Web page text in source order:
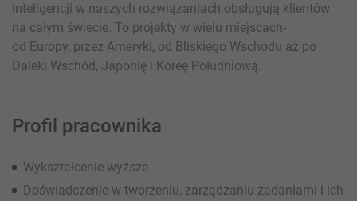
inteligencji w naszych rozwiązaniach obsługują klientów
na całym świecie. To projekty w wielu miejscach-
od Europy, przez Ameryki, od Bliskiego Wschodu aż po
Daleki Wschód, Japonię i Koreę Południową.
Profil pracownika
Wykształcenie wyższe
Doświadczenie w tworzeniu, zarządzaniu zadaniami i ich